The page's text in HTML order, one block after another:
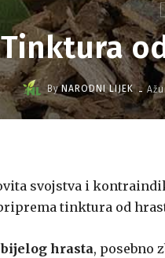
Tinktura
By NARODNI LIJEK -
svojstva i
tinktura od
hrasta, posebno